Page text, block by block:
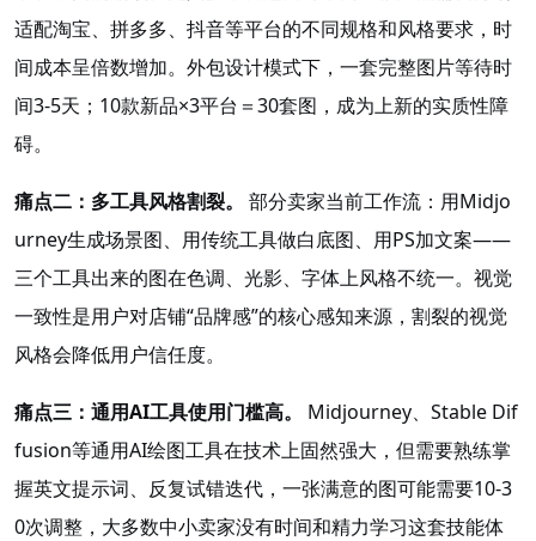
适配淘宝、拼多多、抖音等平台的不同规格和风格要求，时
间成本呈倍数增加。外包设计模式下，一套完整图片等待时
间3-5天；10款新品×3平台＝30套图，成为上新的实质性障
碍。
痛点二：多工具风格割裂。
部分卖家当前工作流：用Midjo
urney生成场景图、用传统工具做白底图、用PS加文案——
三个工具出来的图在色调、光影、字体上风格不统一。视觉
一致性是用户对店铺“品牌感”的核心感知来源，割裂的视觉
风格会降低用户信任度。
痛点三：通用AI工具使用门槛高。
Midjourney、Stable Dif
fusion等通用AI绘图工具在技术上固然强大，但需要熟练掌
握英文提示词、反复试错迭代，一张满意的图可能需要10-3
0次调整，大多数中小卖家没有时间和精力学习这套技能体